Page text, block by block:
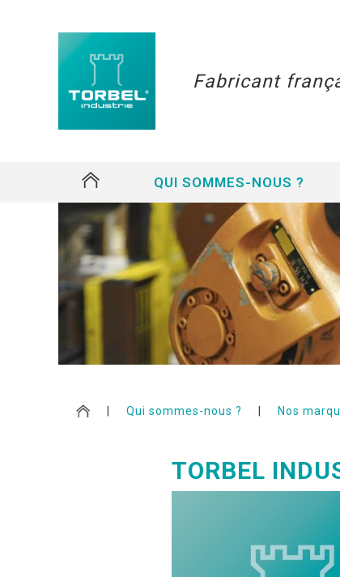
Fabricant
QUI SOMMES-NOUS ?
Qui sommes-nous ? Nos
TORBEL